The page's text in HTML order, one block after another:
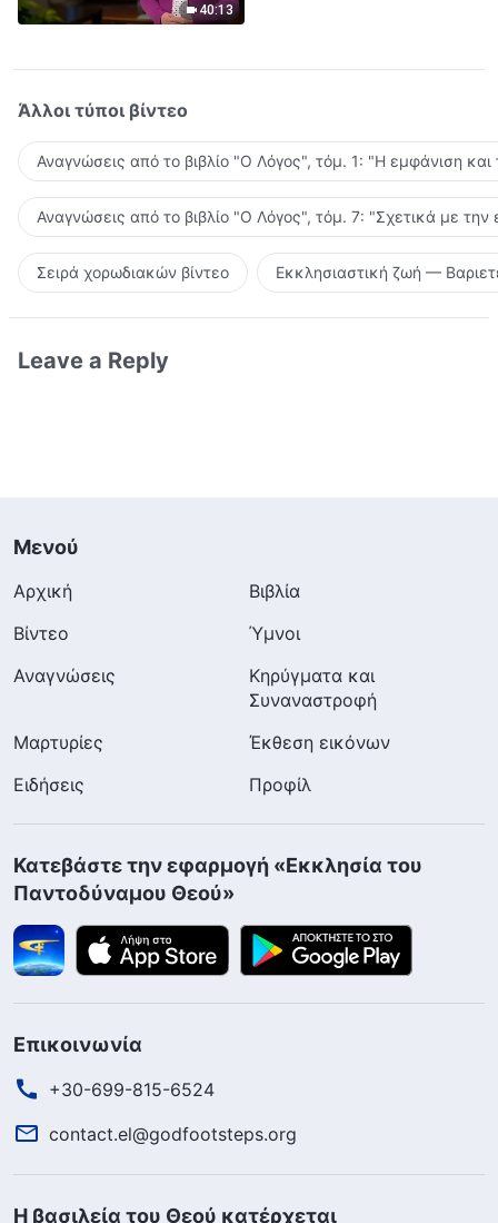
40:13
Άλλοι τύποι βίντεο
Αναγνώσεις από το βιβλίο "Ο Λόγος", τόμ. 1: "Η εμφάνιση
Αναγνώσεις από το βιβλίο "Ο Λόγος", τόμ. 7: "Σχετικά με την
Σειρά χορωδιακών βίντεο Εκκλησιαστική ζωή —
Leave a Reply
Μενού
Αρχική
Βιβλία
Βίντεο
Ύμνοι
Αναγνώσεις
Κηρύγματα και
Συναναστροφή
Μαρτυρίες
Έκθεση εικόνων
Ειδήσεις
Προφίλ
Κατεβάστε την εφαρμογή «Εκκλησία του
Παντοδύναμου Θεού»
Επικοινωνία
+30-699-815-6524
contact.el@godfootsteps.org
Η βασιλεία του Θεού κατέρχεται